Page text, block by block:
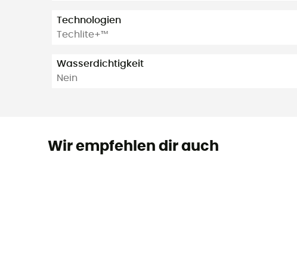
Technologien
Techlite+™
Wasserdichtigkeit
Nein
Wir empfehlen dir auch